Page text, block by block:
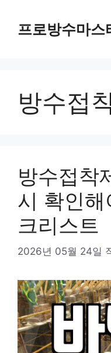
프로방수마스
방수접
방수접착
시 확인해
크리스트
2026년 05월 24일